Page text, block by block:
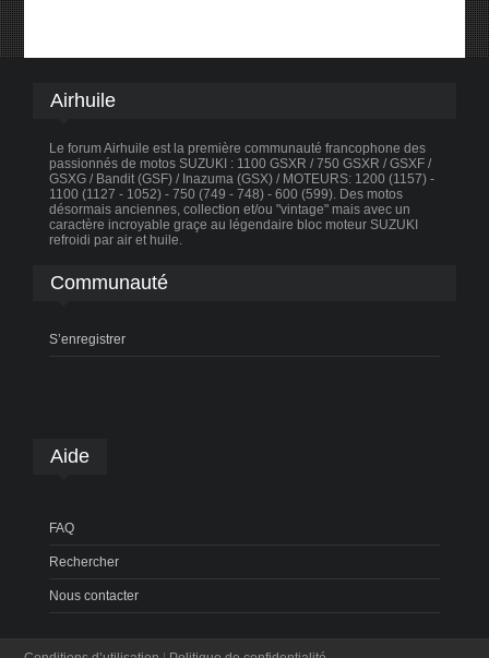
Airhuile
Le forum Airhuile est la première communauté francophone des
passionnés de motos SUZUKI : 1100 GSXR / 750 GSXR / GSXF /
GSXG / Bandit (GSF) / Inazuma (GSX) / MOTEURS: 1200 (1157) -
1100 (1127 - 1052) - 750 (749 - 748) - 600 (599). Des motos
désormais anciennes, collection et/ou "vintage" mais avec un
caractère incroyable graçe au légendaire bloc moteur SUZUKI
refroidi par air et huile.
Communauté
S’enregistrer
Aide
FAQ
Rechercher
Nous contacter